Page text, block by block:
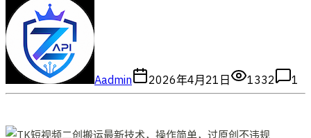
Aadmin 2026年4月21日 1332 1